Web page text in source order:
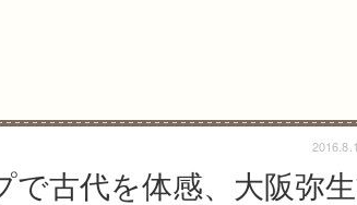
で古代を体感、大阪弥